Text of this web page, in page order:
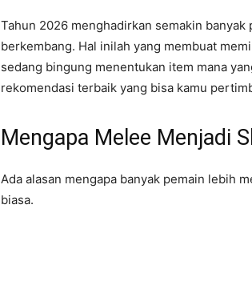
Tahun 2026 menghadirkan semakin
berkembang. Hal inilah yang membuat
sedang bingung menentukan item mana
rekomendasi terbaik yang bisa kamu
Mengapa Melee Menjadi
Ada alasan mengapa banyak pemain lebih
biasa.